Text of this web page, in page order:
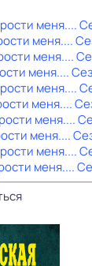
меня....
меня....
меня....
меня....
меня....
меня....
меня....
меня....
меня....
меня....